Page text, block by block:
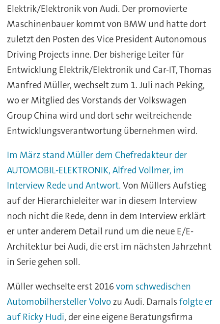
Elektrik/Elektronik von Audi. Der promovierte
Maschinenbauer kommt von BMW und hatte dort
zuletzt den Posten des Vice President Autonomous
Driving Projects inne. Der bisherige Leiter für
Entwicklung Elektrik/Elektronik und Car-IT, Thomas
Manfred Müller, wechselt zum 1. Juli nach Peking,
wo er Mitglied des Vorstands der Volkswagen
Group China wird und dort sehr weitreichende
Entwicklungsverantwortung übernehmen wird.
Im März stand Müller dem Chefredakteur der
AUTOMOBIL-ELEKTRONIK, Alfred Vollmer, im
Interview Rede und Antwort. Von Müllers Aufstieg
auf der Hierarchieleiter war in diesem Interview
noch nicht die Rede, denn in dem Interview erklärt
er unter anderem Detail rund um die neue E/E-
Architektur bei Audi, die erst im nächsten Jahrzehnt
in Serie gehen soll.
Müller wechselte erst 2016vom schwedischen
Automobilhersteller Volvozu Audi. Damals folgte er
auf Ricky Hudi, der eine eigene Beratungsfirma